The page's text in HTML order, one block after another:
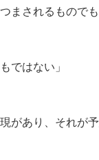
まされるものでも
ではない」
があり、それが